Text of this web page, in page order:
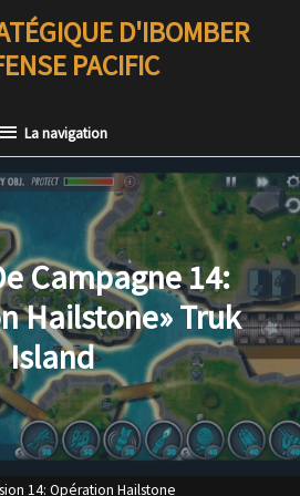
D'IBOMBER
PACIFIC
La La navigation
Campagne 14:
Hailstone» Truk
Island
14: Opération Hailstone